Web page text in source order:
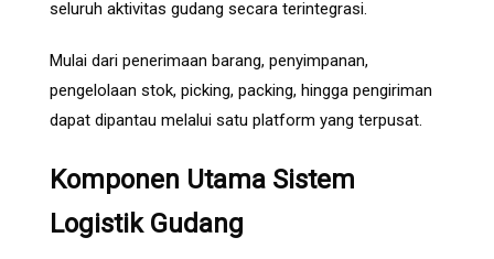
seluruh aktivitas gudang secara terintegrasi.
Mulai dari penerimaan barang, penyimpanan,
pengelolaan stok, picking, packing, hingga pengiriman
dapat dipantau melalui satu platform yang terpusat.
Komponen Utama Sistem
Logistik Gudang